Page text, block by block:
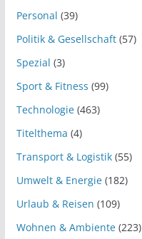
Personal (39)
Politik & Gesellschaft(57)
Spezial (3)
Sport & Fitness (99)
Technologie(463)
Titelthema (4)
Transport & Logistik(55)
Umwelt & Energie(182)
Urlaub & Reisen (109)
Wohnen & Ambiente(223)